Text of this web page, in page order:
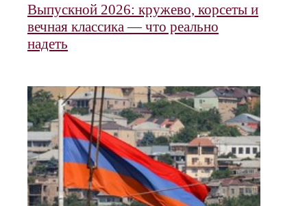
Выпускной 2026: кружево, корсеты и
вечная классика — что реально
надеть